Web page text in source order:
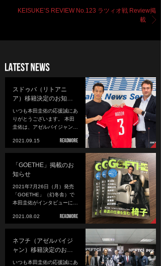
KEISUKE’S REVIEW No.123 ラツィオ戦 Review掲
載
スドゥバ（リトアニ
ア）移籍決定のお知…
いつも本田圭佑の応援誠にあ
りがとうございます。 本田
圭佑は、アゼルバイジャン…
2021.09.15
「GOETHE」掲載のお
知らせ
2021年7月26日（月）発売
「GOETHE」（幻冬舎）で
本田圭佑がインタビューに…
2021.08.02
ネフチ（アゼルバイジ
ャン）移籍決定のお…
いつも本田圭佑の応援誠にあ